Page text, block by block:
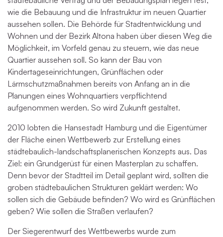
wie die Bebauung und die Infrastruktur im neuen Quartier
aussehen sollen. Die Behörde für Stadtentwicklung und
Wohnen und der Bezirk Altona haben über diesen Weg die
Möglichkeit, im Vorfeld genau zu steuern, wie das neue
Quartier aussehen soll. So kann der Bau von
Kindertageseinrichtungen, Grünflächen oder
Lärmschutzmaßnahmen bereits von Anfang an in die
Planungen eines Wohnquartiers verpflichtend
aufgenommen werden. So wird Zukunft gestaltet.
2010 lobten die Hansestadt Hamburg und die Eigentümer
der Fläche einen Wettbewerb zur Erstellung eines
städtebaulich-landschaftsplanerischen Konzepts aus. Das
Ziel: ein Grundgerüst für einen Masterplan zu schaffen.
Denn bevor der Stadtteil im Detail geplant wird, sollten die
groben städtebaulichen Strukturen geklärt werden: Wo
sollen sich die Gebäude befinden? Wo wird es Grünflächen
geben? Wie sollen die Straßen verlaufen?
Der Siegerentwurf des Wettbewerbs wurde zum